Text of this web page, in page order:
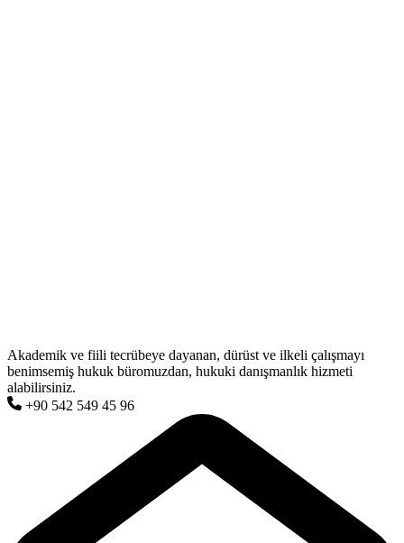
Akademik ve fiili tecrübeye dayanan, dürüst ve ilkeli çalışmayı
benimsemiş hukuk büromuzdan, hukuki danışmanlık hizmeti
alabilirsiniz.
+90 542 549 45 96